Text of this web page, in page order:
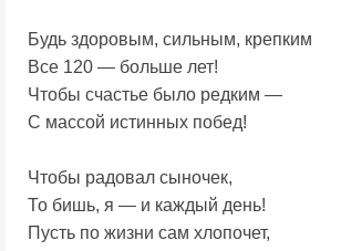
Будь здоровым, сильным, крепким
Все 120 — больше лет!
Чтобы счастье было редким —
С массой истинных побед!
Чтобы радовал сыночек,
То бишь, я — и каждый день!
Пусть по жизни сам хлопочет,